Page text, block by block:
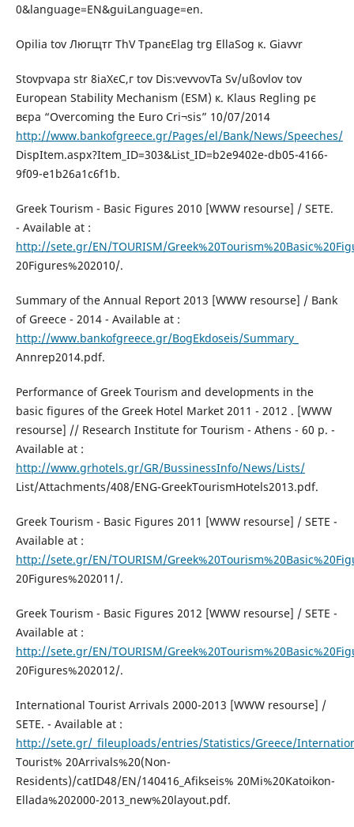
0&language=EN&guiLanguage=en.
Opilia tov Люгщтг ThV TpanєElag trg EllaSog к. Giavvr
Stovpvapa str 8іаХєС,г tov Dis:vevvovTa Sv/ußovlov tov
European Stability Mechanism (ESM) к. Klaus Regling рє
вєра “Overcoming the Euro Cri¬sis” 10/07/2014
http://www.bankofgreece.gr/Pages/el/Bank/News/Speeches/
DispItem.aspx?Item_ID=303&List_ID=b2e9402e-db05-4166-
9f09-e1b26a1c6f1b.
Greek Tourism - Basic Figures 2010 [WWW resourse] / SETE.
- Available at :
http://sete.gr/EN/TOURISM/
20Figures%202010/.
Summary of the Annual Report 2013 [WWW resourse] / Bank
of Greece - 2014 - Available at :
http://www.bankofgreece.gr/BogEkdoseis/Summary_
Annrep2014.pdf.
Performance of Greek Tourism and developments in the
basic figures of the Greek Hotel Market 2011 - 2012 . [WWW
resourse] // Research Institute for Tourism - Athens - 60 p. -
Available at :
http://www.grhotels.gr/GR/BussinessInfo/News/Lists/
List/Attachments/408/ENG-GreekTourismHotels2013.pdf.
Greek Tourism - Basic Figures 2011 [WWW resourse] / SETE -
Available at :
http://sete.gr/EN/TOURISM/
20Figures%202011/.
Greek Tourism - Basic Figures 2012 [WWW resourse] / SETE -
Available at :
http://sete.gr/EN/TOURISM/
20Figures%202012/.
International Tourist Arrivals 2000-2013 [WWW resourse] /
SETE. - Available at :
http://sete.gr/_fileuploads/entries/Statistics/Greece/
Tourist% 20Arrivals%20(Non-
Residents)/catID48/EN/140416_Afikseis% 20Mi%20Katoikon-
Ellada%202000-2013_new%20layout.pdf.